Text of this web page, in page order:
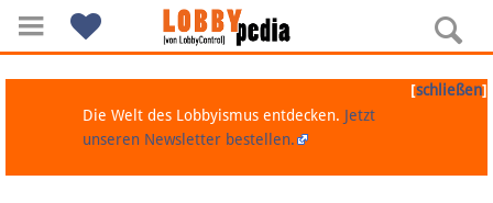
[schließen]
Die Welt des Lobbyismus entdecken. Jetzt
unseren Newsletter bestellen.